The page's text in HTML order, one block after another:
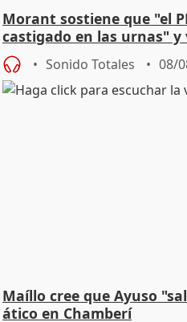
Morant sostiene que "el
castigado en las urnas"
cambio"
Sonido Totales 08/
Maíllo cree que Ayuso
ático en Chamberí